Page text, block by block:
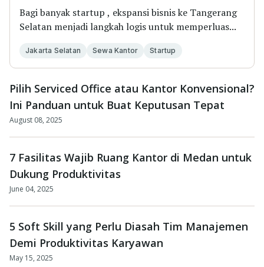
Bagi banyak startup , ekspansi bisnis ke Tangerang
Selatan menjadi langkah logis untuk memperluas...
Jakarta Selatan Sewa Kantor Startup
Pilih Serviced Office atau Kantor Konvensional?
Ini Panduan untuk Buat Keputusan Tepat
August 08, 2025
7 Fasilitas Wajib Ruang Kantor di Medan untuk
Dukung Produktivitas
June 04, 2025
5 Soft Skill yang Perlu Diasah Tim Manajemen
Demi Produktivitas Karyawan
May 15, 2025